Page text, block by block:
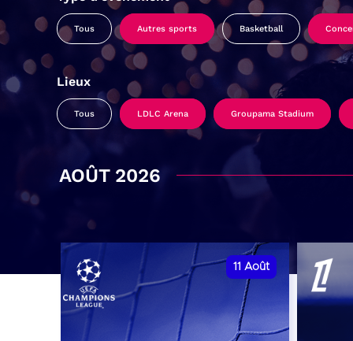
Tous Autres sports Basketball
Lieux
Tous LDLC Arena Groupama Stadium
AOÛT 2026
11 Août